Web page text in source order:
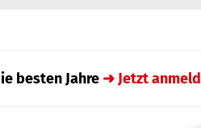
besten Jahre ➜ Jetzt